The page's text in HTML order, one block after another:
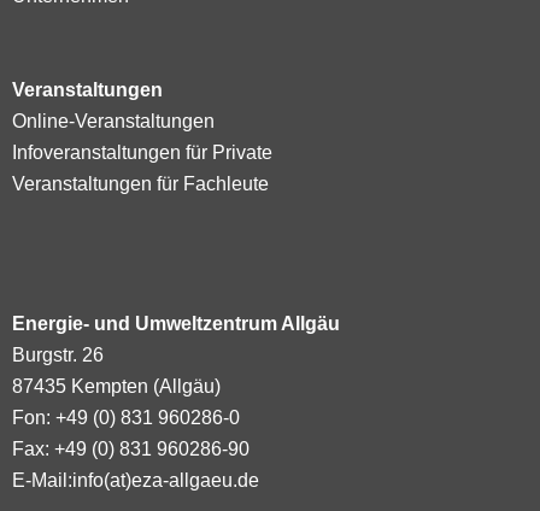
Veranstaltungen
Online-Veranstaltungen
Infoveranstaltungen für Private
Veranstaltungen für Fachleute
Energie- und Umweltzentrum Allgäu
Burgstr. 26
87435 Kempten (Allgäu)
Fon: +49 (0) 831 960286-0
Fax: +49 (0) 831 960286-90
E-Mail:info(at)eza-allgaeu.de